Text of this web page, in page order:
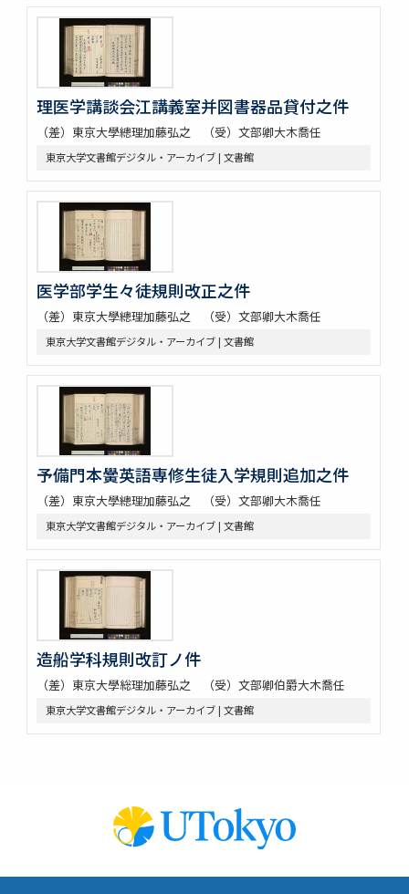
理医学講談会江講義室并図書器品貸付之件
（差）東京大學總理加藤弘之 （受）文部卿大木喬任
東京大学文書館デジタル・アーカイブ | 文書館
医学部学生々徒規則改正之件
（差）東京大學總理加藤弘之 （受）文部卿大木喬任
東京大学文書館デジタル・アーカイブ | 文書館
予備門本黌英語専修生徒入学規則追加之件
（差）東京大學總理加藤弘之 （受）文部卿大木喬任
東京大学文書館デジタル・アーカイブ | 文書館
造船学科規則改訂ノ件
（差）東京大學総理加藤弘之 （受）文部卿伯爵大木喬任
東京大学文書館デジタル・アーカイブ | 文書館